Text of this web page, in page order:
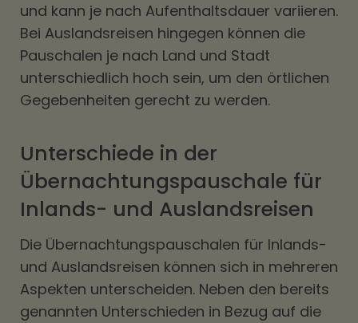
und kann je nach Aufenthaltsdauer variieren.
Bei Auslandsreisen hingegen können die
Pauschalen je nach Land und Stadt
unterschiedlich hoch sein, um den örtlichen
Gegebenheiten gerecht zu werden.
Unterschiede in der
Übernachtungspauschale für
Inlands- und Auslandsreisen
Die Übernachtungspauschalen für Inlands-
und Auslandsreisen können sich in mehreren
Aspekten unterscheiden. Neben den bereits
genannten Unterschieden in Bezug auf die